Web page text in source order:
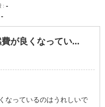
-
-
が良くなってい...
なっているのはうれしいで